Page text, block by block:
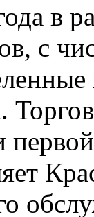
в
с